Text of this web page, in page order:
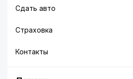
Сдать авто
Страховка
Контакты